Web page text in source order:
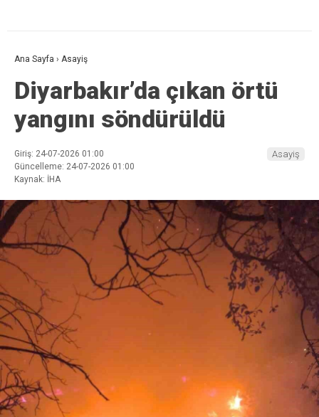
Ana Sayfa › Asayiş
Diyarbakır’da çıkan örtü
yangını söndürüldü
Giriş: 24-07-2026 01:00
Güncelleme: 24-07-2026 01:00
Kaynak: İHA
Asayiş